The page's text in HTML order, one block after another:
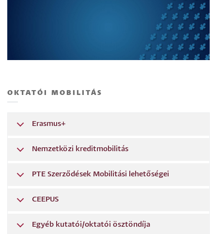
OKTATÓI MOBILITÁS
Erasmus+
Nemzetközi kreditmobilitás
PTE Szerződések Mobilitási lehetőségei
CEEPUS
Egyéb kutatói/oktatói ösztöndíja